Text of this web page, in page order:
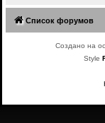
Список форумов
Создано на
Style